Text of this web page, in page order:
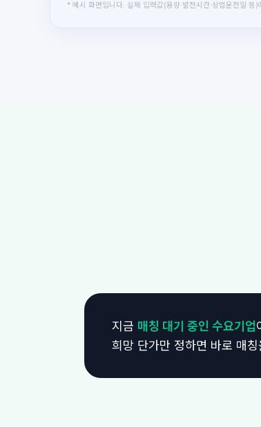
* 예시 화면입니다. 실제 입력값(용량·발전시간·상업운전일 등
지금 매칭 대기 중인 수요기업
희망 단가만 정하면 바로 매